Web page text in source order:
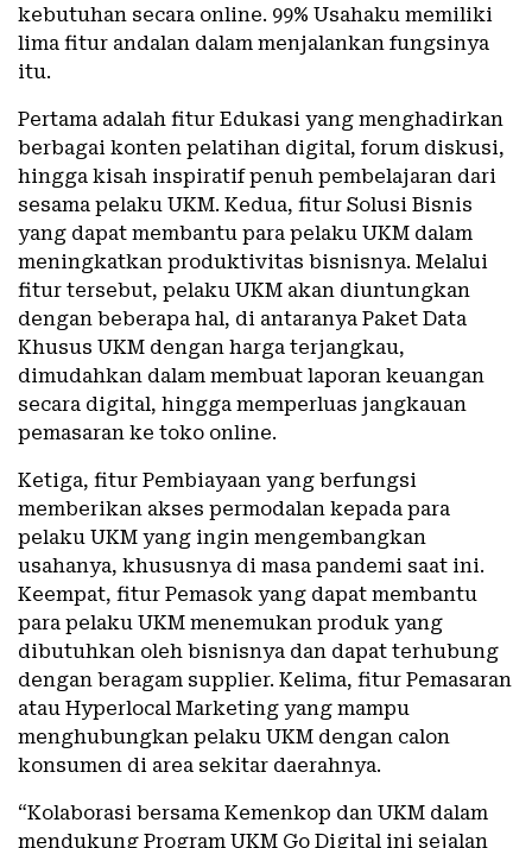
kebutuhan secara online. 99% Usahaku memiliki
lima fitur andalan dalam menjalankan fungsinya
itu.
Pertama adalah fitur Edukasi yang menghadirkan
berbagai konten pelatihan digital, forum diskusi,
hingga kisah inspiratif penuh pembelajaran dari
sesama pelaku UKM. Kedua, fitur Solusi Bisnis
yang dapat membantu para pelaku UKM dalam
meningkatkan produktivitas bisnisnya. Melalui
fitur tersebut, pelaku UKM akan diuntungkan
dengan beberapa hal, di antaranya Paket Data
Khusus UKM dengan harga terjangkau,
dimudahkan dalam membuat laporan keuangan
secara digital, hingga memperluas jangkauan
pemasaran ke toko online.
Ketiga, fitur Pembiayaan yang berfungsi
memberikan akses permodalan kepada para
pelaku UKM yang ingin mengembangkan
usahanya, khususnya di masa pandemi saat ini.
Keempat, fitur Pemasok yang dapat membantu
para pelaku UKM menemukan produk yang
dibutuhkan oleh bisnisnya dan dapat terhubung
dengan beragam supplier. Kelima, fitur Pemasaran
atau Hyperlocal Marketing yang mampu
menghubungkan pelaku UKM dengan calon
konsumen di area sekitar daerahnya.
“Kolaborasi bersama Kemenkop dan UKM dalam
mendukung Program UKM Go Digital ini sejalan